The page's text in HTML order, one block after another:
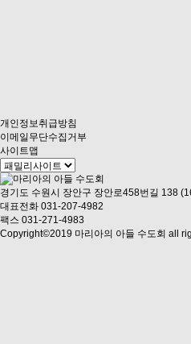
개인정보취급방침
이메일무단수집거부
사이트맵
경기도 수원시 장안구 장안로458번길 138
대표전화 031-207-4982
팩스 031-271-4983
Copyright©2019 마리아의 아들 수도회 all